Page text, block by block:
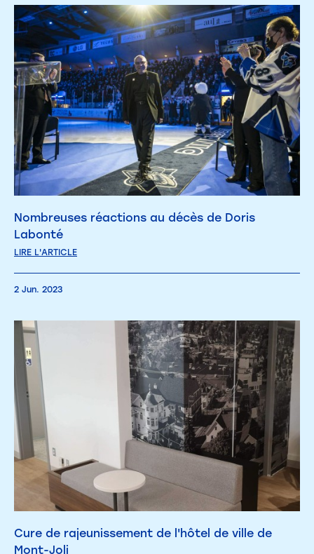
Nombreuses réactions au décès de Doris
Labonté
LIRE L'ARTICLE
2 Jun. 2023
Cure de rajeunissement de l'hôtel de ville de
Mont-Joli